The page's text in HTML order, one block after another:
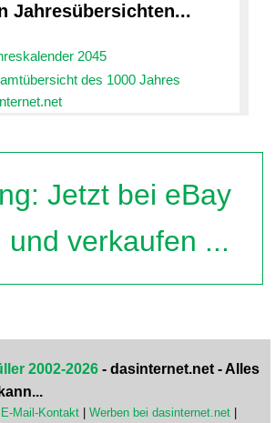
Jahresübersichten...
2045
des 1000 Jahres
Jetzt bei eBay
und verkaufen ...
2002-2026 - dasinternet.net - Alles
E-Mail-Kontakt Werben bei dasinternet.net